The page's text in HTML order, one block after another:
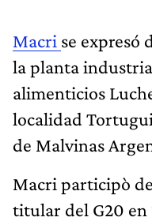
Macri se expresó
la planta
alimenticios
localidad
de Malvinas
Macri participò
titular del G20 en